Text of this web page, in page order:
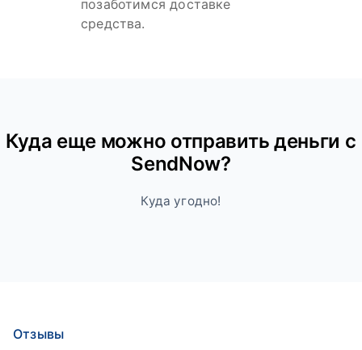
позаботимся доставке
средства.
Куда ещe можно отправить деньги с
SendNow?
Куда угодно!
Отзывы